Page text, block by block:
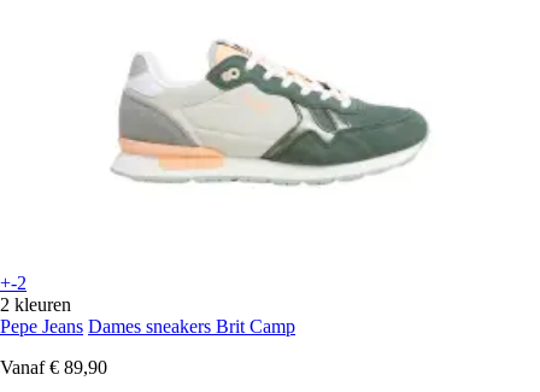
+-2
2 kleuren
Pepe Jeans Dames sneakers Brit Camp
Vanaf € 89,90